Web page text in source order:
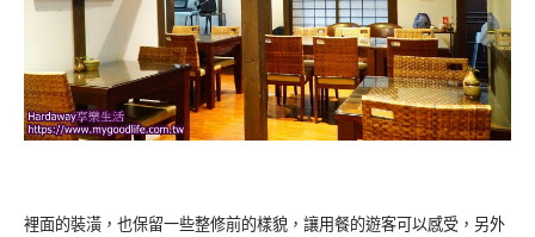
裡面的裝潢，也保留一些整修前的樣貌，讓用餐的遊客可以感受，另外